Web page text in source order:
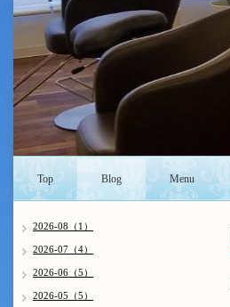
Top Blog Menu
2026-08（1）
2026-07（4）
2026-06（5）
2026-05（5）